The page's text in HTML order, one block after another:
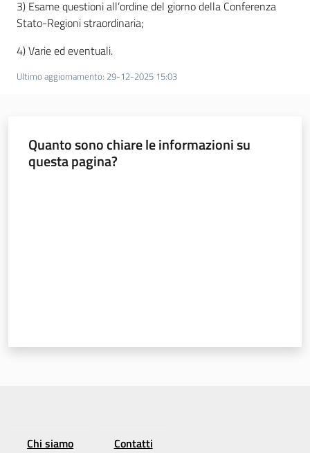
Newsletter
su
Servizi
3) Esame questioni all’ordine del giorno della Conferenza
Stato-Regioni straordinaria;
4) Varie ed eventuali.
Ultimo aggiornamento: 29-12-2025 15:03
Quanto sono chiare le informazioni su
questa pagina?
Chi siamo Contatti